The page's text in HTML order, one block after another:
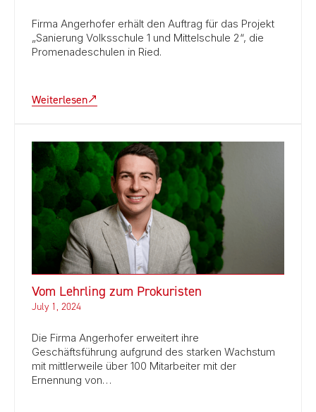
Firma Angerhofer erhält den Auftrag für das Projekt
„Sanierung Volksschule 1 und Mittelschule 2“, die
Promenadeschulen in Ried.
Weiterlesen
Vom Lehrling zum Prokuristen
July 1, 2024
Die Firma Angerhofer erweitert ihre
Geschäftsführung aufgrund des starken Wachstum
mit mittlerweile über 100 Mitarbeiter mit der
Ernennung von…